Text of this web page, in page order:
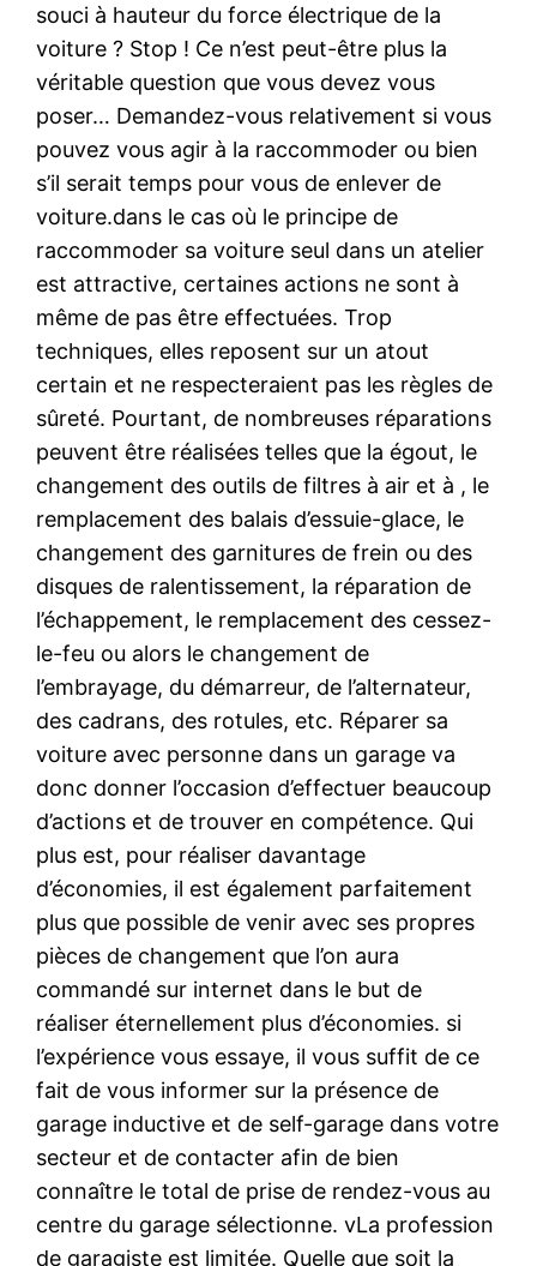
souci à hauteur du force électrique de la
voiture ? Stop ! Ce n’est peut-être plus la
véritable question que vous devez vous
poser… Demandez-vous relativement si vous
pouvez vous agir à la raccommoder ou bien
s’il serait temps pour vous de enlever de
voiture.dans le cas où le principe de
raccommoder sa voiture seul dans un atelier
est attractive, certaines actions ne sont à
même de pas être effectuées. Trop
techniques, elles reposent sur un atout
certain et ne respecteraient pas les règles de
sûreté. Pourtant, de nombreuses réparations
peuvent être réalisées telles que la égout, le
changement des outils de filtres à air et à , le
remplacement des balais d’essuie-glace, le
changement des garnitures de frein ou des
disques de ralentissement, la réparation de
l’échappement, le remplacement des cessez-
le-feu ou alors le changement de
l’embrayage, du démarreur, de l’alternateur,
des cadrans, des rotules, etc. Réparer sa
voiture avec personne dans un garage va
donc donner l’occasion d’effectuer beaucoup
d’actions et de trouver en compétence. Qui
plus est, pour réaliser davantage
d’économies, il est également parfaitement
plus que possible de venir avec ses propres
pièces de changement que l’on aura
commandé sur internet dans le but de
réaliser éternellement plus d’économies. si
l’expérience vous essaye, il vous suffit de ce
fait de vous informer sur la présence de
garage inductive et de self-garage dans votre
secteur et de contacter afin de bien
connaître le total de prise de rendez-vous au
centre du garage sélectionne. vLa profession
de garagiste est limitée. Quelle que soit la